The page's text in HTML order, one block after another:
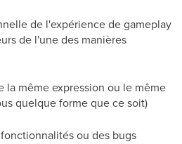
de l'expérience de gameplay
de l'une des manières
la même expression ou le même
quelque forme que ce soit)
ou des bugs